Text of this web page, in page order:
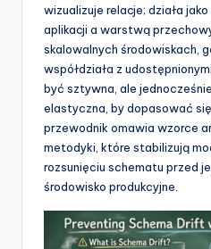
w
d
wizualizuje relacje; działa
aplikacji a warstwą
skalowalnych środowiskach,
współdziała z
być sztywna, ale
elastyczna, by dopasować
przewodnik omawia wzorce
metodyki, które stabilizują
rozsunięciu schematu przed
środowisko produkcyjne.